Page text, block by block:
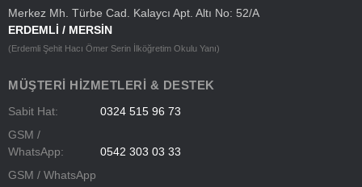
Merkez Mh. Türbe Cad. Kalaycı Apt. Altı No: 52/A
ERDEMLİ / MERSİN
(Erdemli Şehit Hacı Ömer Serin İlköğretim Okulu Yanı)
MÜŞTERI HIZMETLERI & DESTEK
Sabit Hat:
0324 515 96 73
GSM /
WhatsApp:
0542 303 03 33
GSM / WhatsApp